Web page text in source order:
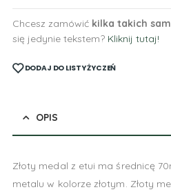
Chcesz zamówić kilka takich
się jedynie tekstem? Kliknij tutaj!
DODAJ DO LISTY ŻYCZEŃ
OPIS
Złoty medal z etui ma średnicę
metalu w kolorze złotym. Złoty